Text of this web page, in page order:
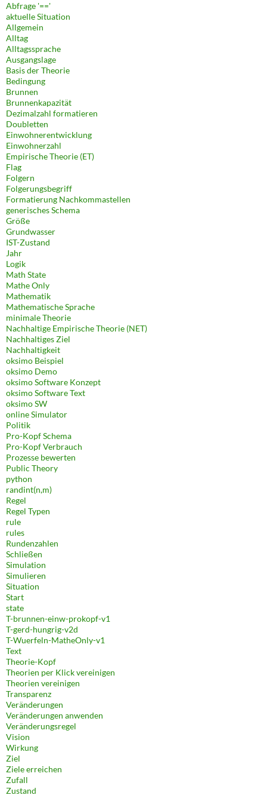
Abfrage '=='
aktuelle Situation
Allgemein
Alltag
Alltagssprache
Ausgangslage
Basis der Theorie
Bedingung
Brunnen
Brunnenkapazität
Dezimalzahl formatieren
Doubletten
Einwohnerentwicklung
Einwohnerzahl
Empirische Theorie (ET)
Flag
Folgern
Folgerungsbegriff
Formatierung Nachkommastellen
generisches Schema
Größe
Grundwasser
IST-Zustand
Jahr
Logik
Math State
Mathe Only
Mathematik
Mathematische Sprache
minimale Theorie
Nachhaltige Empirische Theorie (NET)
Nachhaltiges Ziel
Nachhaltigkeit
oksimo Beispiel
oksimo Demo
oksimo Software Konzept
oksimo Software Text
oksimo SW
online Simulator
Politik
Pro-Kopf Schema
Pro-Kopf Verbrauch
Prozesse bewerten
Public Theory
python
randint(n,m)
Regel
Regel Typen
rule
rules
Rundenzahlen
Schließen
Simulation
Simulieren
Situation
Start
state
T-brunnen-einw-prokopf-v1
T-gerd-hungrig-v2d
T-Wuerfeln-MatheOnly-v1
Text
Theorie-Kopf
Theorien per Klick vereinigen
Theorien vereinigen
Transparenz
Veränderungen
Veränderungen anwenden
Veränderungsregel
Vision
Wirkung
Ziel
Ziele erreichen
Zufall
Zustand